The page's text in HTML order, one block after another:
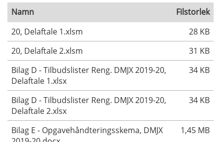
Namn
Filstorlek
20, Delaftale 1.xlsm
28 KB
20, Delaftale 2.xlsm
31 KB
Bilag D - Tilbudslister Reng. DMJX 2019-20,
Delaftale 1.xlsx
34 KB
Bilag D - Tilbudslister Reng. DMJX 2019-20,
Delaftale 2.xlsx
34 KB
Bilag E - Opgavehåndteringsskema, DMJX
1,45 MB